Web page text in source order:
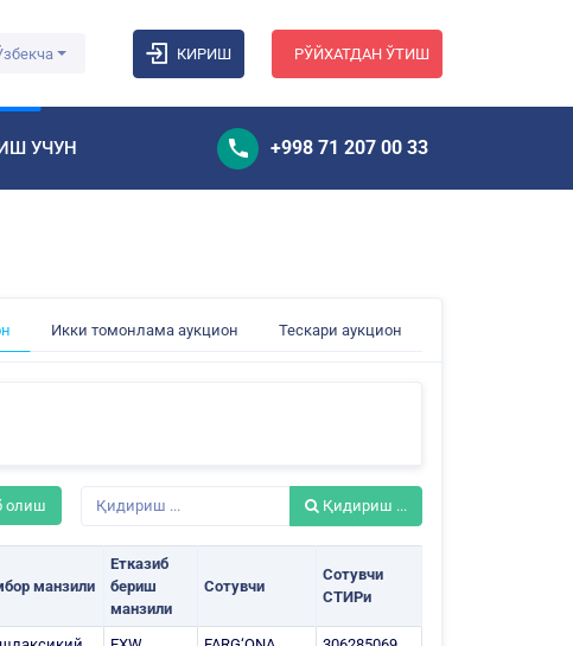
КИРИШ РЎЙХАТДАН ЎТИШ
УЧУН +998 71 207 00 33
Икки томонлама аукцион Тескари аукцион
олиш Қидириш ...
манзили
Етказиб
бериш
манзили
Сотувчи
Сотувчи
СТИРи